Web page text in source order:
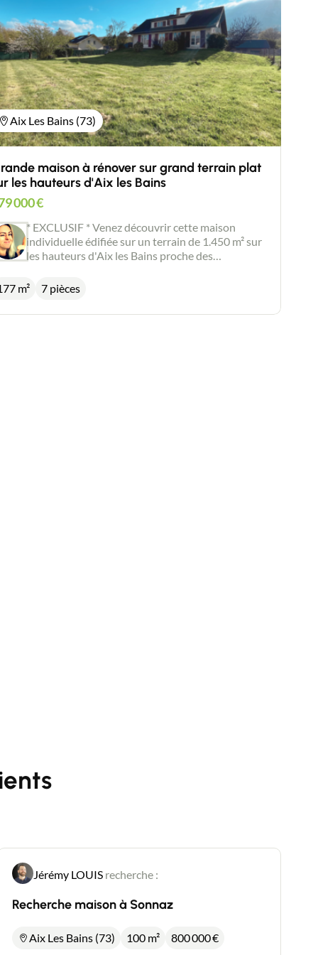
immobilier New Deal Immobilier inscrit au RSAC
de Chambéry no881 196 183. Les informations
sur les risques auxquels ce bien est exposé sont
disponibles sur le site Géorisques :
www.georisques.gouv.fr
Aix Les Bains (73)
maison à rénover sur grand terrain plat
les hauteurs d'Aix les Bains
000€
* EXCLUSIF * Venez découvrir cette maison
individuelle édifiée sur un terrain de 1.450 m² sur
les hauteurs d'Aix les Bains proche des
chemin du centre d'Aix les Bains et de Grésy sur
Aix, cette maison à rénover est bien exposée et se
trouve sur un beau terrain plat, piscinable et
m² 7 pièces
Jérémy LOUISrecherche :
Recherche maison à Sonnaz
Aix Les Bains (73) 100 m² 800 000€